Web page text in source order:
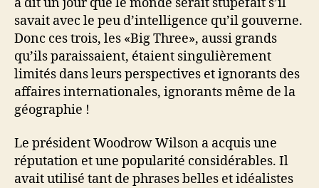
savait avec le peu d’intelligence qu’il gouverne.
Donc ces trois, les «Big Three», aussi grands
qu’ils paraissaient, étaient singulièrement
limités dans leurs perspectives et ignorants des
affaires internationales, ignorants même de la
géographie !
Le président Woodrow Wilson a acquis une
réputation et une popularité considérables. Il
avait utilisé tant de phrases belles et idéalistes